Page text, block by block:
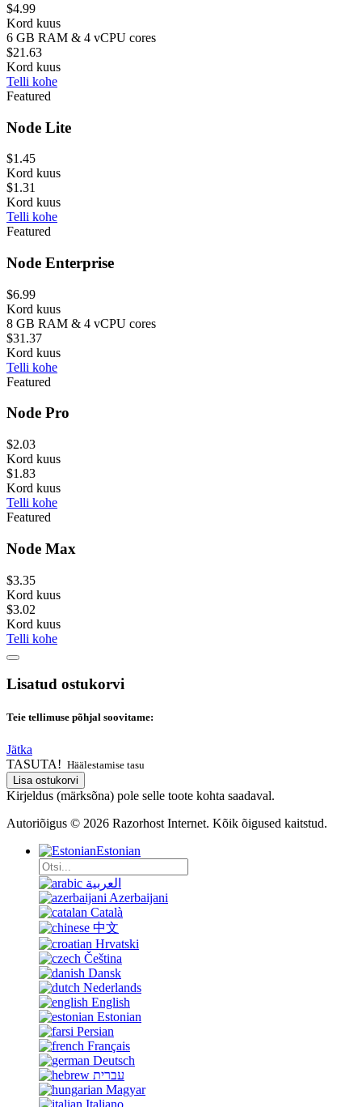
$4.99
Kord kuus
6 GB RAM & 4 vCPU cores
$21.63
Kord kuus
Telli kohe
Featured
Node Lite
$1.45
Kord kuus
$1.31
Kord kuus
Telli kohe
Featured
Node Enterprise
$6.99
Kord kuus
8 GB RAM & 4 vCPU cores
$31.37
Kord kuus
Telli kohe
Featured
Node Pro
$2.03
Kord kuus
$1.83
Kord kuus
Telli kohe
Featured
Node Max
$3.35
Kord kuus
$3.02
Kord kuus
Telli kohe
Lisatud ostukorvi
Teie tellimuse põhjal soovitame:
Jätka
TASUTA! Häälestamise tasu
Lisa ostukorvi
Kirjeldus (märksõna) pole selle toote kohta saadaval.
Autoriõigus © 2026 Razorhost Internet. Kõik õigused kaitstud.
Estonian
العربية
Azerbaijani
Català
中文
Hrvatski
Čeština
Dansk
Nederlands
English
Estonian
Persian
Français
Deutsch
עברית
Magyar
Italiano